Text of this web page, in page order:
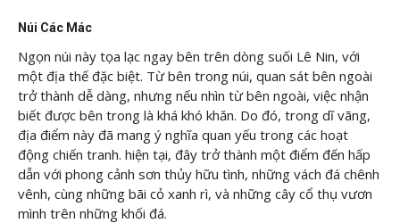
Núi Các Mác
Ngọn núi này tọa lạc ngay bên trên dòng suối Lê Nin, với
một địa thế đặc biệt. Từ bên trong núi, quan sát bên ngoài
trở thành dễ dàng, nhưng nếu nhìn từ bên ngoài, việc nhận
biết được bên trong là khá khó khăn. Do đó, trong dĩ vãng,
địa điểm này đã mang ý nghĩa quan yếu trong các hoạt
động chiến tranh. hiện tại, đây trở thành một điểm đến hấp
dẫn với phong cảnh sơn thủy hữu tình, những vách đá chênh
vênh, cùng những bãi cỏ xanh rì, và những cây cổ thụ vươn
mình trên những khối đá.